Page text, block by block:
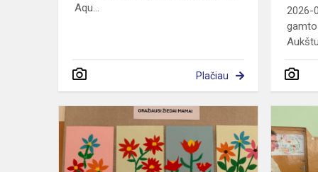
Aqu...
Plačiau
2026-
žiedai
ir
žodžiai